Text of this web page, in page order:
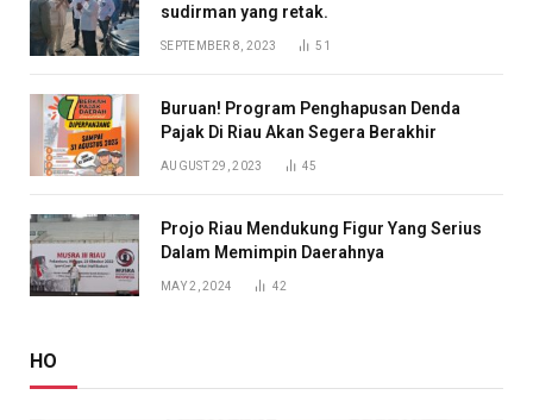
sudirman yang retak.
SEPTEMBER 8, 2023 51
Buruan! Program Penghapusan Denda
Pajak Di Riau Akan Segera Berakhir
AUGUST 29, 2023 45
Projo Riau Mendukung Figur Yang Serius
Dalam Memimpin Daerahnya
MAY 2, 2024 42
HO